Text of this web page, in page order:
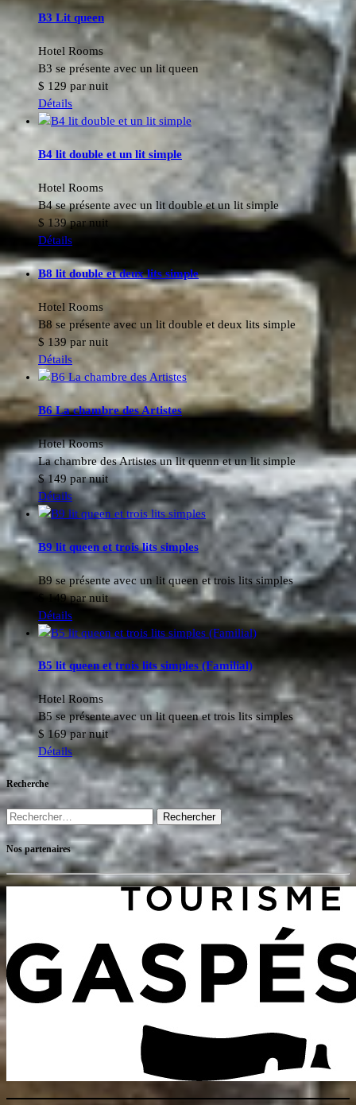
B3 Lit queen
Hotel Rooms
B3 se présente avec un lit queen
$ 129 par nuit
Détails
B4 lit double et un lit simple
Hotel Rooms
B4 se présente avec un lit double et un lit simple
$ 139 par nuit
Détails
B8 lit double et deux lits simple
Hotel Rooms
B8 se présente avec un lit double et deux lits simple
$ 139 par nuit
Détails
B6 La chambre des Artistes
Hotel Rooms
La chambre des Artistes un lit quenn et un lit simple
$ 149 par nuit
Détails
B9 lit queen et trois lits simples
B9 se présente avec un lit queen et trois lits simples
$ 149 par nuit
Détails
B5 lit queen et trois lits simples (Familial)
Hotel Rooms
B5 se présente avec un lit queen et trois lits simples
$ 169 par nuit
Détails
Recherche
Rechercher :
Nos partenaires